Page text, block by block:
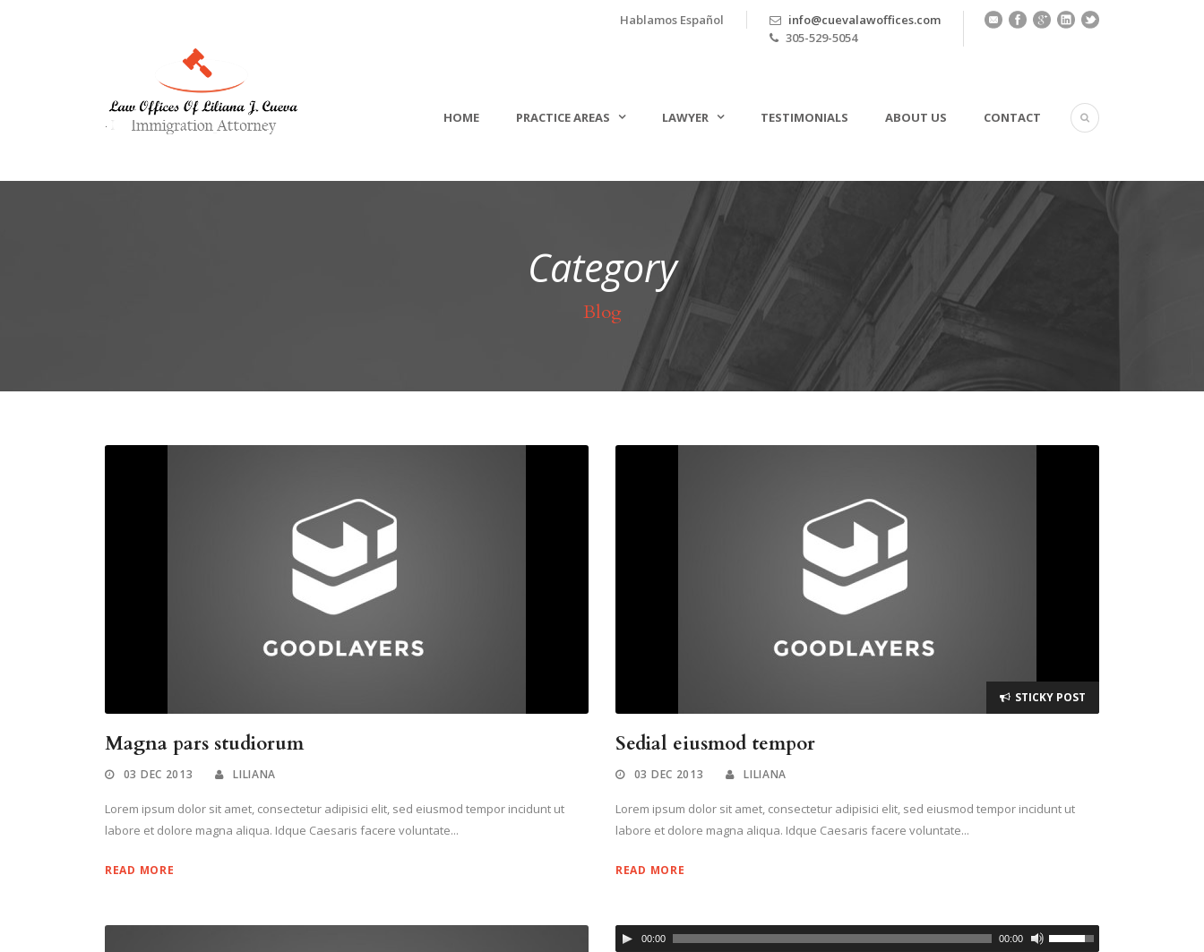
Hablamos Español
info@cuevalawoffices.com
305-529-5054
HOME PRACTICE AREAS LAWYER TESTIMONIALS ABOUT US CONTACT
Category
Blog
Magna pars studiorum
03 DEC 2013 LILIANA
Lorem ipsum dolor sit amet, consectetur adipisici elit, sed eiusmod tempor incidunt ut
labore et dolore magna aliqua. Idque Caesaris facere voluntate...
READ MORE
STICKY POST
Sedial eiusmod tempor
03 DEC 2013 LILIANA
Lorem ipsum dolor sit amet, consectetur adipisici elit, sed eiusmod tempor incidunt ut
labore et dolore magna aliqua. Idque Caesaris facere voluntate...
READ MORE
00:00 00:00